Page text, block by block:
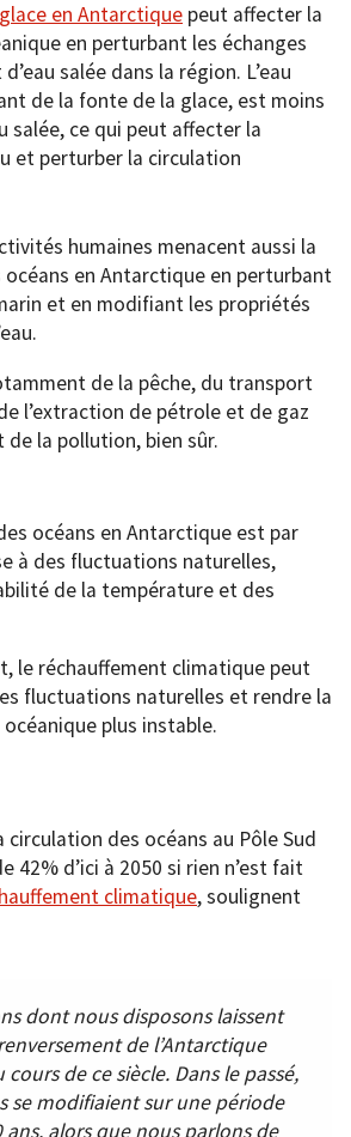
en Antarctique peut affecter la
en perturbant les échanges
salée dans la région. L’eau
de la fonte de la glace, est moins
salée, ce qui peut affecter la
et perturber la circulation
humaines menacent aussi la
en Antarctique en perturbant
et en modifiant les propriétés
de la pêche, du transport
l’extraction de pétrole et de gaz
de la pollution, bien sûr.
océans en Antarctique est par
à des fluctuations naturelles,
de la température et des
le réchauffement climatique peut
fluctuations naturelles et rendre la
plus instable.
circulation des océans au Pôle Sud
42% d’ici à 2050 si rien n’est fait
climatique, soulignent
dont nous disposons laissent
de l’Antarctique
cours de ce siècle. Dans le passé,
se modifiaient sur une période
ans, alors que nous parlons de